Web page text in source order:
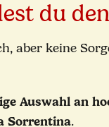
du
keine
Auswahl an
Sorrentina.